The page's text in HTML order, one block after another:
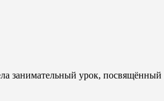
занимательный урок,